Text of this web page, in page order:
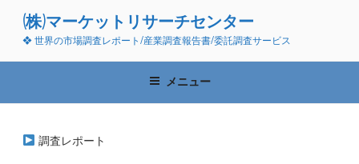
ン
(株)マーケットリサーチセンター
❖ 世界の市場調査レポート/産業調査報告書/委託調査サービス
メニュー
調査レポート